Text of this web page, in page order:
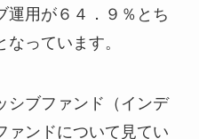
運用が６４．９％とち
っています。
シブファンド（インデ
ァンドについて見てい